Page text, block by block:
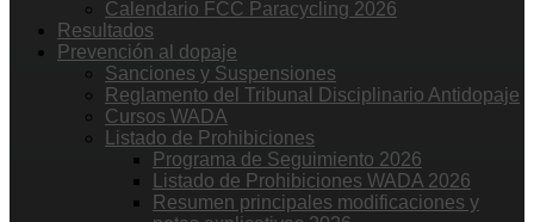
Calendario FCC Paracycling 2026
Resultados
Prevención al dopaje
Sanciones y Suspensiones
Reglamento del Tribunal Disciplinario Antidopaje
Cursos WADA
Listado de Prohibiciones
Programa de Seguimiento 2026
Listado de Prohibiciones WADA 2026
Resumen principales modificaciones y